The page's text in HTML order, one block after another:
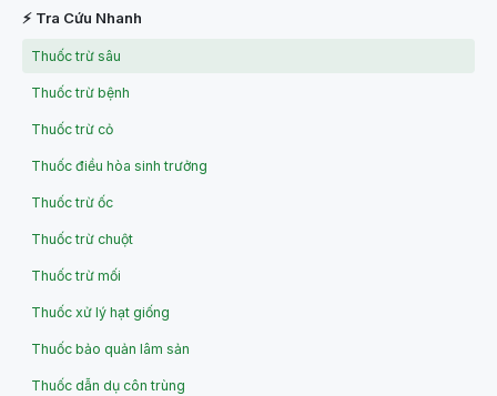
⚡ Tra Cứu Nhanh
Thuốc trừ sâu
Thuốc trừ bệnh
Thuốc trừ cỏ
Thuốc điều hòa sinh trưởng
Thuốc trừ ốc
Thuốc trừ chuột
Thuốc trừ mối
Thuốc xử lý hạt giống
Thuốc bảo quản lâm sản
Thuốc dẫn dụ côn trùng